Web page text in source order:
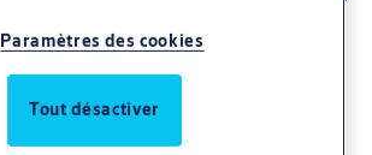
Paramètres des cookies
Tout désactiver